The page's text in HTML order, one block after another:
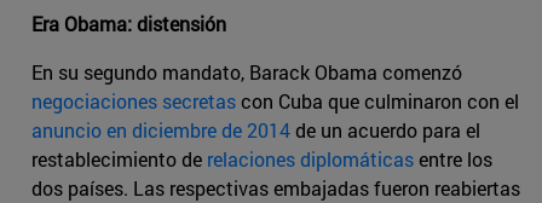
Era Obama: distensión
En su segundo mandato, Barack Obama comenzó
negociaciones secretascon Cuba que culminaron con el
anuncio en diciembre de 2014de un acuerdo para el
restablecimiento de relaciones diplomáticasentre los
dos países. Las respectivas embajadas fueron reabiertas